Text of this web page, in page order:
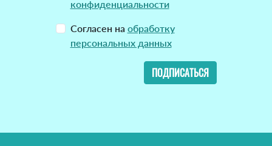
конфиденциальности
Согласен на обработку
персональных данных
ПОДПИСАТЬСЯ